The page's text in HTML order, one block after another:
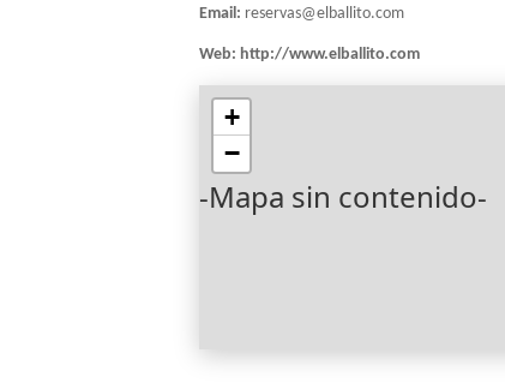
Email: reservas@elballito.com
Web: http://www.elballito.com
-Mapa sin contenido-
+
−